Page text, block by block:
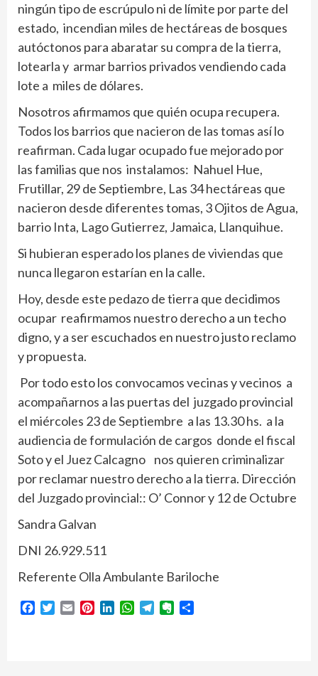
ningún tipo de escrúpulo ni de límite por parte del
estado, incendian miles de hectáreas de bosques
autóctonos para abaratar su compra de la tierra,
lotearla y armar barrios privados vendiendo cada
lote a miles de dólares.
Nosotros afirmamos que quién ocupa recupera.
Todos los barrios que nacieron de las tomas así lo
reafirman. Cada lugar ocupado fue mejorado por
las familias que nos instalamos: Nahuel Hue,
Frutillar, 29 de Septiembre, Las 34 hectáreas que
nacieron desde diferentes tomas, 3 Ojitos de Agua,
barrio Inta, Lago Gutierrez, Jamaica, Llanquihue.
Si hubieran esperado los planes de viviendas que
nunca llegaron estarían en la calle.
Hoy, desde este pedazo de tierra que decidimos
ocupar reafirmamos nuestro derecho a un techo
digno, y a ser escuchados en nuestro justo reclamo
y propuesta.
Por todo esto los convocamos vecinas y vecinos a
acompañarnos a las puertas del juzgado provincial
el miércoles 23 de Septiembre a las 13.30 hs. a la
audiencia de formulación de cargos donde el fiscal
Soto y el Juez Calcagno nos quieren criminalizar
por reclamar nuestro derecho a la tierra. Dirección
del Juzgado provincial:: O’ Connor y 12 de Octubre
Sandra Galvan
DNI 26.929.511
Referente Olla Ambulante Bariloche
Facebook
Twitter
Email PinterestLinkedInWhatsApp
TelegramEvernote